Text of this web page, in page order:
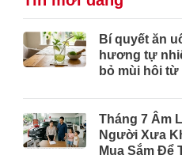
Bí quyết ăn
hương tự
bỏ mùi hôi
Tháng 7 Âm
Người Xưa
Mua Sắm Để